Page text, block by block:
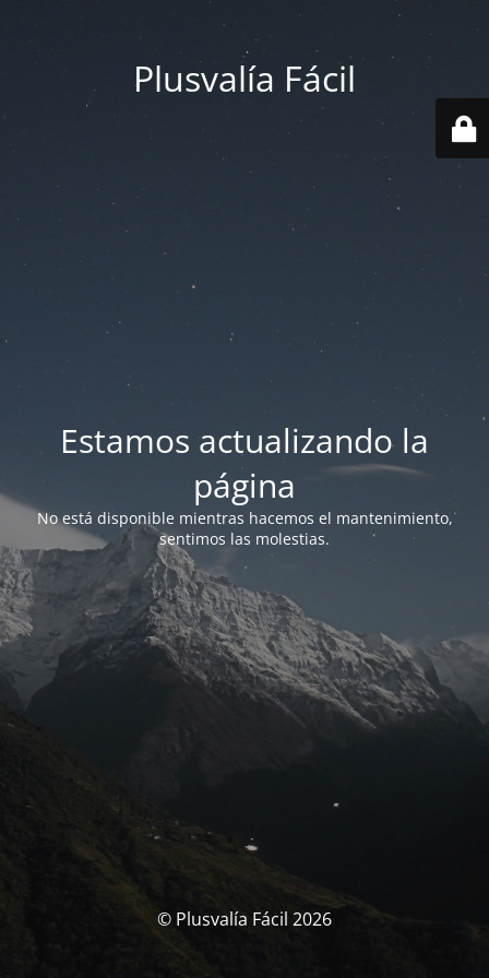
Plusvalía Fácil
Estamos actualizando la
página
No está disponible mientras hacemos el mantenimiento,
sentimos las molestias.
© Plusvalía Fácil 2026